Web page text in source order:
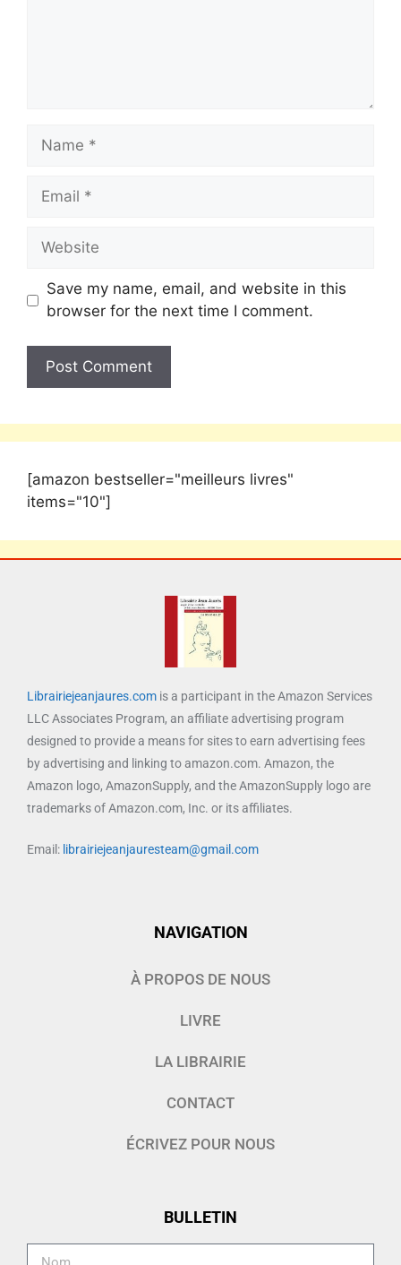
Save my name, email, and website in this
browser for the next time I comment.
[amazon bestseller="meilleurs livres"
items="10"]
Librairiejeanjaures.com is a participant in the Amazon Services
LLC Associates Program, an affiliate advertising program
designed to provide a means for sites to earn advertising fees
by advertising and linking to amazon.com. Amazon, the
Amazon logo, AmazonSupply, and the AmazonSupply logo are
trademarks of Amazon.com, Inc. or its affiliates.
Email: librairiejeanjauresteam@gmail.com
NAVIGATION
À PROPOS DE NOUS
LIVRE
LA LIBRAIRIE
CONTACT
ÉCRIVEZ POUR NOUS
BULLETIN